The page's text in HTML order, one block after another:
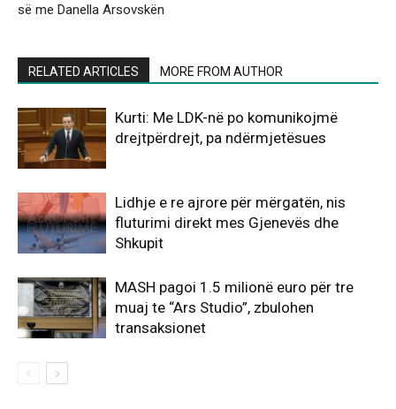
së me Danella Arsovskën
RELATED ARTICLES MORE FROM AUTHOR
Kurti: Me LDK-në po komunikojmë
drejtpërdrejt, pa ndërmjetësues
Lidhje e re ajrore për mërgatën, nis
fluturimi direkt mes Gjenevës dhe
Shkupit
MASH pagoi 1.5 milionë euro për tre
muaj te “Ars Studio”, zbulohen
transaksionet